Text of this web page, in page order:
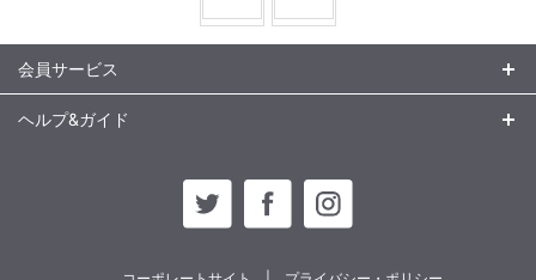
会員サービス
ヘルプ&ガイド